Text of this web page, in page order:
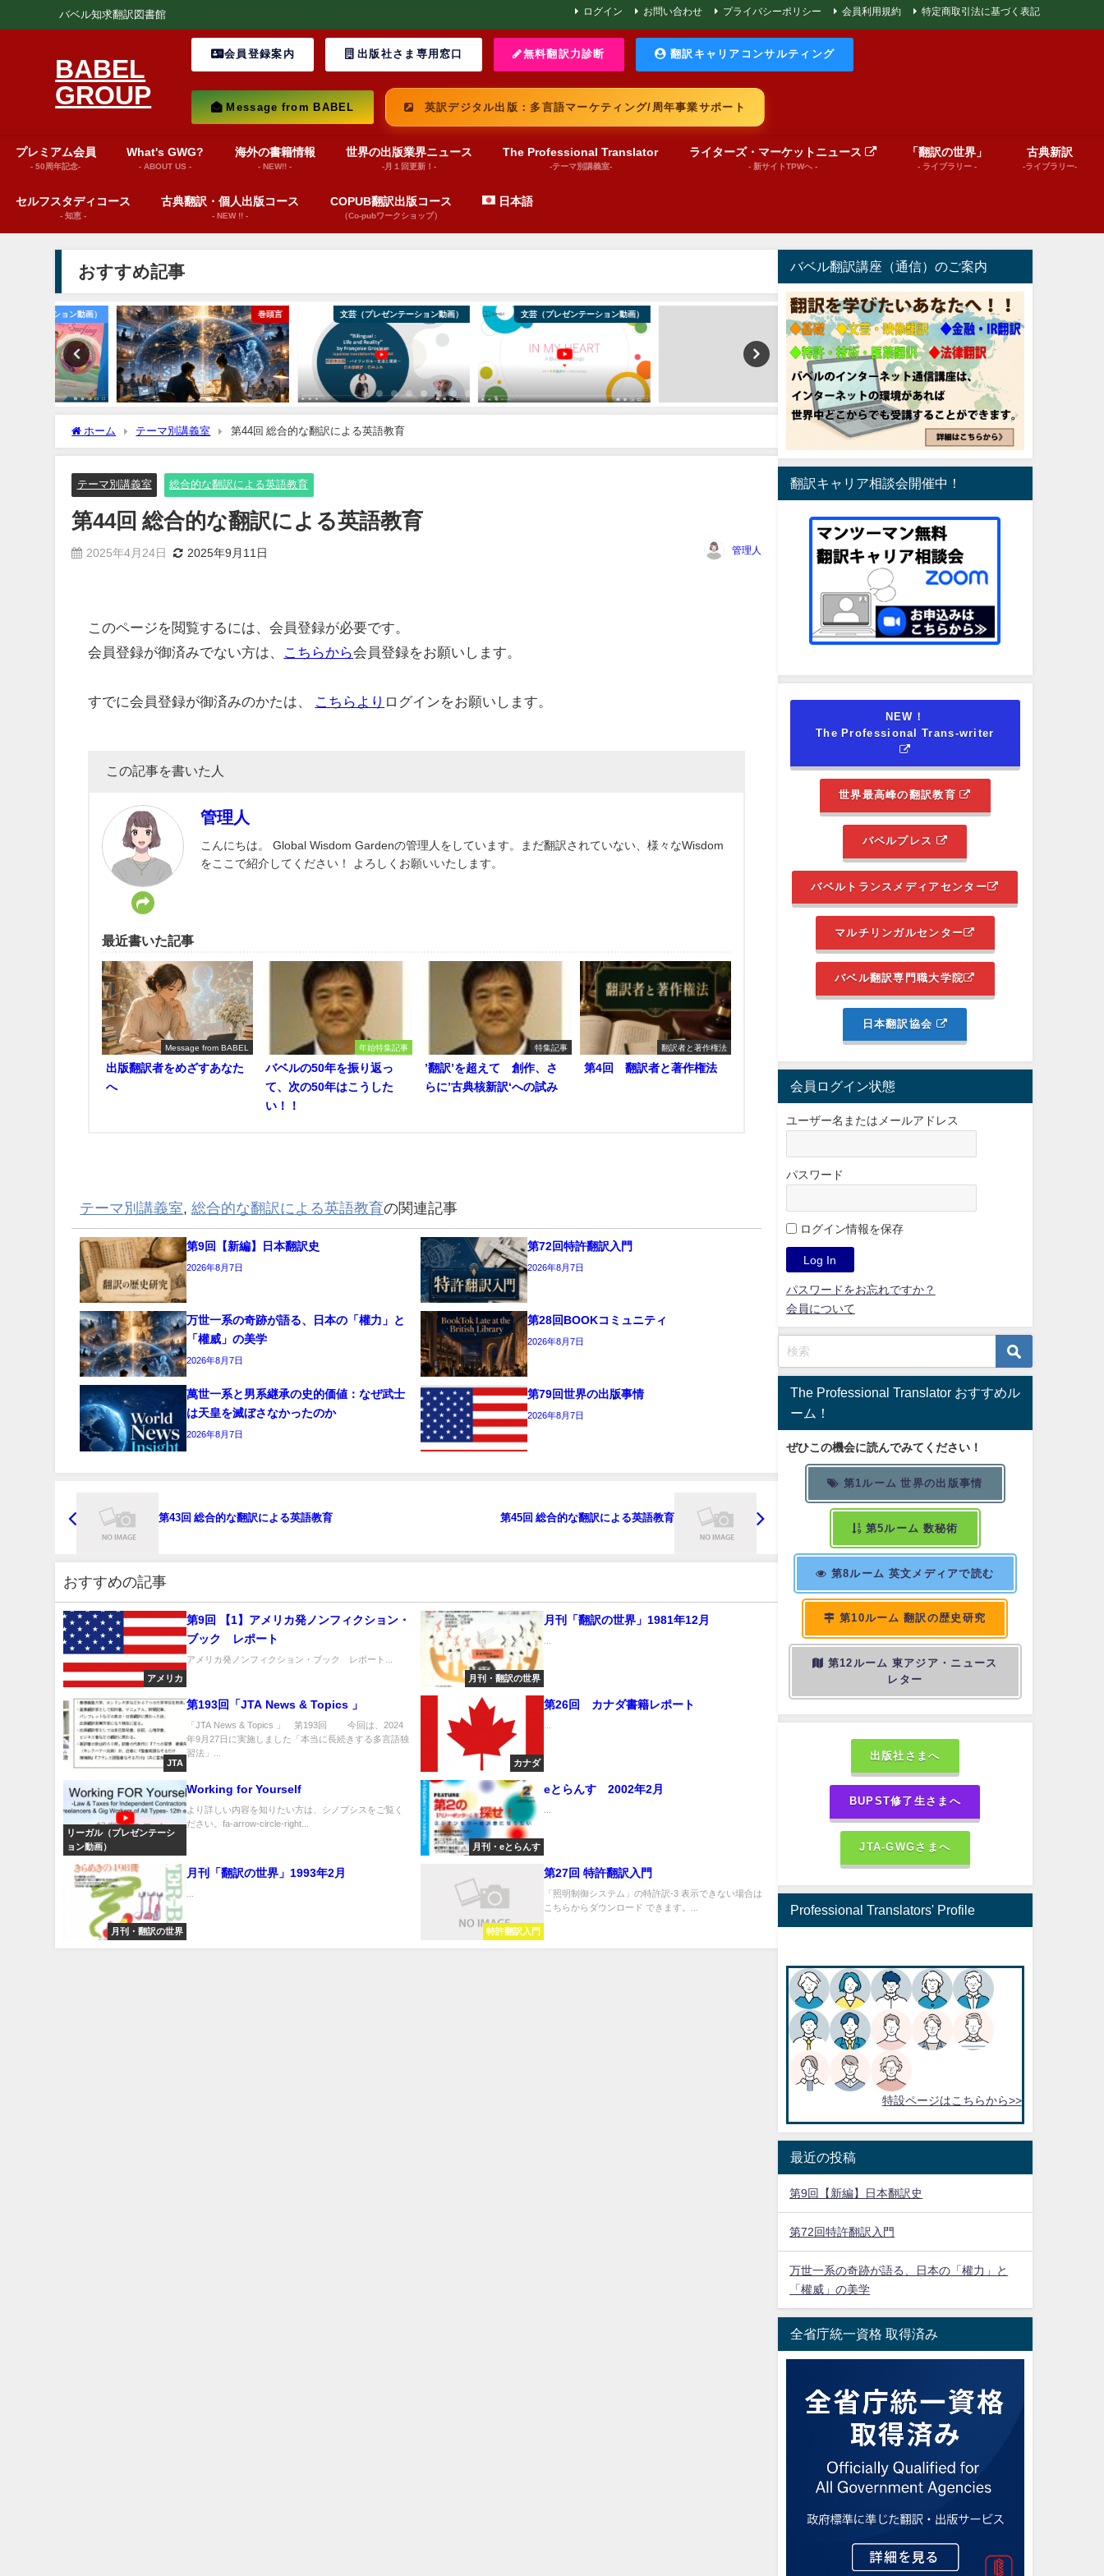
バベル知求翻訳図書館 ログイン お問い合わせ プライバシーポリシー 会員利用規約 特定商取引法に基づく表記
BABEL
GROUP
会員登録案内 出版社さま専用窓口 無料翻訳力診断 翻訳キャリアコンサルティング
Message from BABEL 英訳デジタル出版：多言語マーケティング/周年事業サポート
プレミアム会員
- 50周年記念-
What's GWG?
- ABOUT US -
海外の書籍情報
- NEW!! -
世界の出版業界ニュース
-月１回更新！-
The Professional Translator
-テーマ別講義室-
ライターズ・マーケットニュース
- 新サイトTPWへ -
「翻訳の世界」
- ライブラリー -
古典新訳
-ライブラリー-
セルフスタディコース
- 知恵 -
古典翻訳・個人出版コース
- NEW !! -
COPUB翻訳出版コース
（Co-pubワークショップ）
日本語
おすすめ記事
巻頭言 文芸（プレゼンテーション動画） 文芸（プレゼンテーション動画） 文芸（プレゼンテーション動画）
ホーム テーマ別講義室 第44回 総合的な翻訳による英語教育
テーマ別講義室 総合的な翻訳による英語教育
第44回 総合的な翻訳による英語教育
2025年4月24日 2025年9月11日 管理人
このページを閲覧するには、会員登録が必要です。
会員登録が御済みでない方は、
こちらから会員登録をお願いします。
すでに会員登録が御済みのかたは、 こちらより ログインをお願いします。
この記事を書いた人
管理人
こんにちは。 Global Wisdom Gardenの管理人をしています。まだ翻訳されていない、様々なWisdom
をここで紹介してください！ よろしくお願いいたします。
最近書いた記事
Message from BABEL
出版翻訳者をめざすあなた
へ
年始特集記事
バベルの50年を振り返っ
て、次の50年はこうした
い！！
特集記事
’翻訳’を超えて 創作、さ
らに’古典核新訳‘への試み
翻訳者と著作権法
第4回 翻訳者と著作権法
テーマ別講義室,総合的な翻訳による英語教育の関連記事
第9回【新編】日本翻訳史
2026年8月7日
第72回特許翻訳入門
2026年8月7日
万世一系の奇跡が語る、日本の「權力」と
「權威」の美学
2026年8月7日
第28回BOOKコミュニティ
2026年8月7日
萬世一系と男系継承の史的価値：なぜ武士
は天皇を滅ぼさなかったのか
2026年8月7日
第79回世界の出版事情
2026年8月7日
第43回 総合的な翻訳による英語教育 第45回 総合的な翻訳による英語教育
おすすめの記事
アメリカ
第9回 【1】アメリカ発ノンフィクション・
ブック レポート
アメリカ発ノンフィクション・ブック レポート...
月刊・翻訳の世界
月刊「翻訳の世界」1981年12月
...
JTA
第193回「JTA News & Topics 」
「JTA News & Topics 」 第193回 今回は、2024
年9月27日に実施しました「本当に長続きする多言語独
習法」...
カナダ
第26回 カナダ書籍レポート
リーガル（プレゼンテーシ
ョン動画）
Working for Yourself
より詳しい内容を知りたい方は、シノプシスをご覧く
ださい。fa-arrow-circle-right...
月刊・eとらんす
eとらんす 2002年2月
月刊・翻訳の世界
月刊「翻訳の世界」1993年2月
...
特許翻訳入門
第27回 特許翻訳入門
「照明制御システム」の特許訳-3 表示できない場合は
こちらからダウンロード できます。...
バベル翻訳講座（通信）のご案内
翻訳キャリア相談会開催中！
NEW！
The Professional Trans-writer
世界最高峰の翻訳教育
バベルプレス
バベルトランスメディアセンター
マルチリンガルセンター
バベル翻訳専門職大学院
日本翻訳協会
会員ログイン状態
ユーザー名またはメールアドレス
パスワード
ログイン情報を保存
パスワードをお忘れですか？
会員について
The Professional Translator おすすめル
ーム！
ぜひこの機会に読んでみてください！
第1ルーム 世界の出版事情
第5ルーム 数秘術
第8ルーム 英文メディアで読む
第10ルーム 翻訳の歴史研究
第12ルーム 東アジア・ニュース
レター
出版社さまへ
BUPST修了生さまへ
JTA-GWGさまへ
Professional Translators' Profile
特設ページはこちらから>>
最近の投稿
第9回【新編】日本翻訳史
第72回特許翻訳入門
万世一系の奇跡が語る、日本の「權力」と
「權威」の美学
全省庁統一資格 取得済み